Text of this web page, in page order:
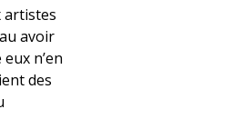
artistes
avoir
n’en
des